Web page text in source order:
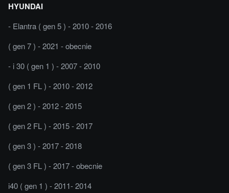
HYUNDAI
- Elantra ( gen 5 ) - 2010 - 2016
( gen 7 ) - 2021 - obecnie
- i 30 ( gen 1 ) - 2007 - 2010
( gen 1 FL ) - 2010 - 2012
( gen 2 ) - 2012 - 2015
( gen 2 FL ) - 2015 - 2017
( gen 3 ) - 2017 - 2018
( gen 3 FL ) - 2017 - obecnie
i40 ( gen 1 ) - 2011- 2014